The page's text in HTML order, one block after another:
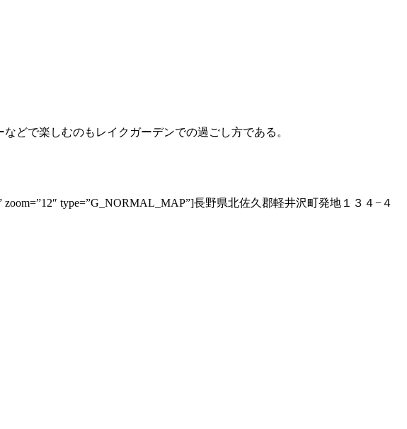
どで楽しむのもレイクガーデンでの過ごし方である。
zoom=”12″ type=”G_NORMAL_MAP”]長野県北佐久郡軽井沢町発地１３４−４